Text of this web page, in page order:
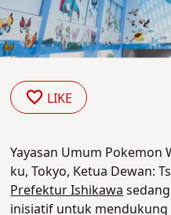
LIKE
Yayasan Umum Pokemon
ku, Tokyo, Ketua Dewan:
Prefektur Ishikawa
inisiatif untuk